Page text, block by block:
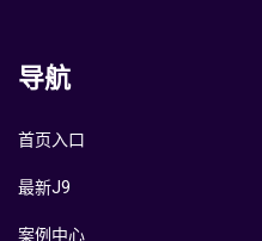
导航
首页入口
最新J9
案例中心